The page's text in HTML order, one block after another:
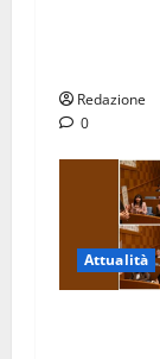
Redazione
0
Attualità